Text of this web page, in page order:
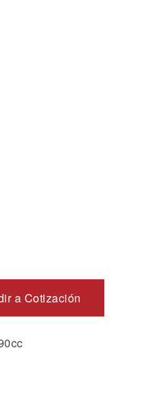
a Cotización